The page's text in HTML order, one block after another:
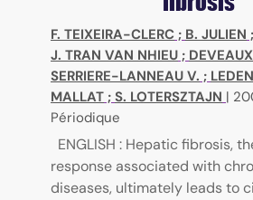
F. TEIXEIRA-CLERC ; B. JULIEN ;
J. TRAN VAN NHIEU ;
SERRIERE-LANNEAU V. ;
MALLAT ; S. LOTERSZTAJN |
Périodique
ENGLISH : Hepatic fibrosis,
response associated with
diseases, ultimately leads to